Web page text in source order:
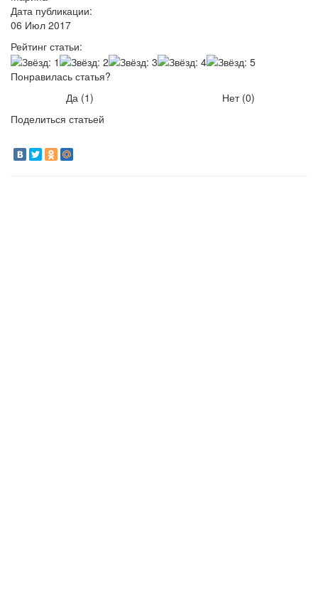
Дата публикации:
06 Июл 2017
Рейтинг статьи:
Понравилась статья?
Да (1) Нет (0)
Поделиться статьей